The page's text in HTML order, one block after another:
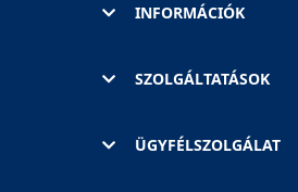
INFORMÁCIÓK
SZOLGÁLTATÁSOK
ÜGYFÉLSZOLGÁLAT